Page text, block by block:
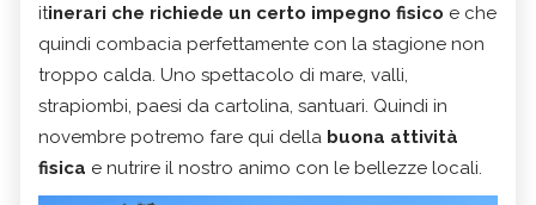
itinerari che richiede un certo impegno fisico e che
quindi combacia perfettamente con la stagione non
troppo calda. Uno spettacolo di mare, valli,
strapiombi, paesi da cartolina, santuari. Quindi in
novembre potremo fare qui della buona attività
fisica e nutrire il nostro animo con le bellezze locali.